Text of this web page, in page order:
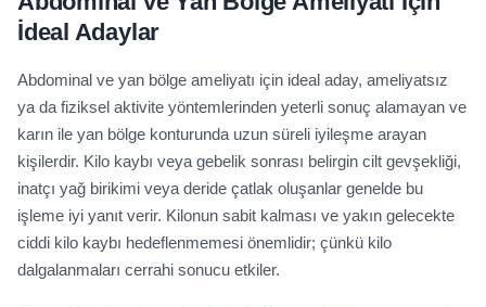
İdeal Adaylar
Abdominal ve yan bölge ameliyatı için ideal aday, ameliyatsız
ya da fiziksel aktivite yöntemlerinden yeterli sonuç alamayan ve
karın ile yan bölge konturunda uzun süreli iyileşme arayan
kişilerdir. Kilo kaybı veya gebelik sonrası belirgin cilt gevşekliği,
inatçı yağ birikimi veya deride çatlak oluşanlar genelde bu
işleme iyi yanıt verir. Kilonun sabit kalması ve yakın gelecekte
ciddi kilo kaybı hedeflenmemesi önemlidir; çünkü kilo
dalgalanmaları cerrahi sonucu etkiler.